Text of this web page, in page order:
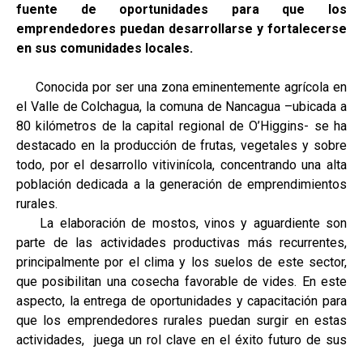
fuente de oportunidades para que los
emprendedores puedan desarrollarse y fortalecerse
en sus comunidades locales.
Conocida por ser una zona eminentemente agrícola en
el Valle de Colchagua, la comuna de Nancagua –ubicada a
80 kilómetros de la capital regional de O’Higgins- se ha
destacado en la producción de frutas, vegetales y sobre
todo, por el desarrollo vitivinícola, concentrando una alta
población dedicada a la generación de emprendimientos
rurales.
La elaboración de mostos, vinos y aguardiente son
parte de las actividades productivas más recurrentes,
principalmente por el clima y los suelos de este sector,
que posibilitan una cosecha favorable de vides. En este
aspecto, la entrega de oportunidades y capacitación para
que los emprendedores rurales puedan surgir en estas
actividades, juega un rol clave en el éxito futuro de sus